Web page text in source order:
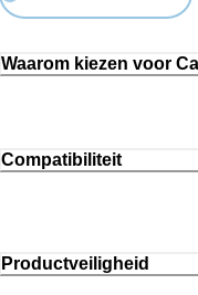
Waarom kiezen voor
Compatibiliteit
Productveiligheid